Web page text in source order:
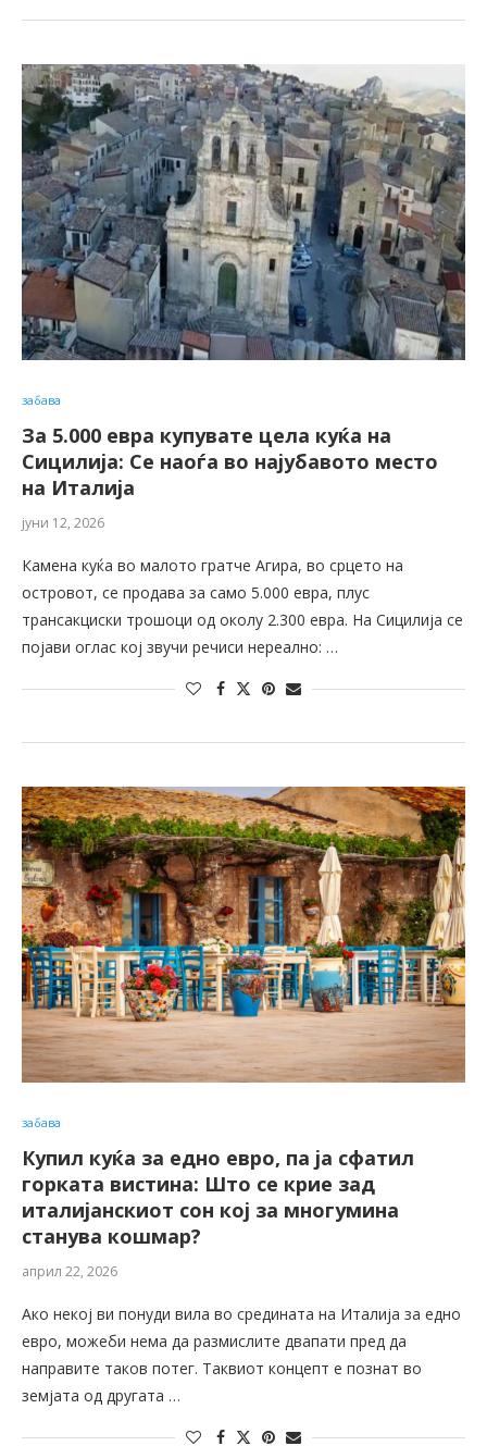
забава
За 5.000 евра купувате цела куќа на
Сицилија: Се наоѓа во најубавото место
на Италија
јуни 12, 2026
Камена куќа во малото гратче Агира, во срцето на
островот, се продава за само 5.000 евра, плус
трансакциски трошоци од околу 2.300 евра. На Сицилија се
појави оглас кој звучи речиси нереално: …
забава
Купил куќа за едно евро, па ја сфатил
горката вистина: Што се крие зад
италијанскиот сон кој за многумина
станува кошмар?
април 22, 2026
Ако некој ви понуди вила во средината на Италија за едно
евро, можеби нема да размислите двапати пред да
направите таков потег. Таквиот концепт е познат во
земјата од другата …